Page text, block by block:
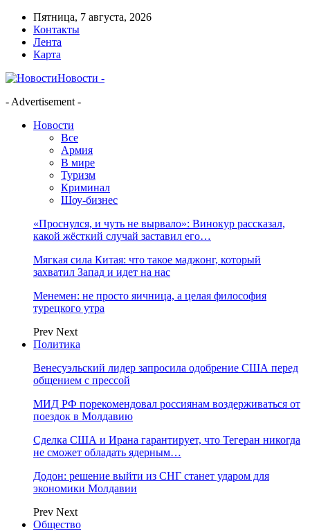
Пятница, 7 августа, 2026
Контакты
Лента
Карта
Новости -
- Advertisement -
Новости
Все
Армия
В мире
Туризм
Криминал
Шоу-бизнес
«Проснулся, и чуть не вырвало»: Винокур рассказал,
какой жёсткий случай заставил его…
Мягкая сила Китая: что такое маджонг, который
захватил Запад и идет на нас
Менемен: не просто яичница, а целая философия
турецкого утра
Prev Next
Политика
Венесуэльский лидер запросила одобрение США перед
общением с прессой
МИД РФ порекомендовал россиянам воздерживаться от
поездок в Молдавию
Сделка США и Ирана гарантирует, что Тегеран никогда
не сможет обладать ядерным…
Додон: решение выйти из СНГ станет ударом для
экономики Молдавии
Prev Next
Общество